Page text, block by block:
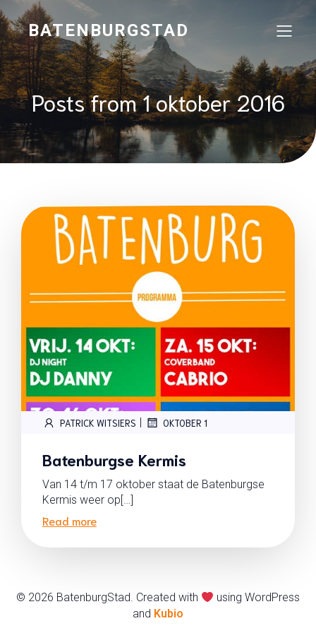
BATENBURGSTAD
Posts from 1 oktober 2016
PATRICK WITSIERS | OKTOBER 1
Batenburgse Kermis
Van 14 t/m 17 oktober staat de Batenburgse
Kermis weer op[…]
Read more
© 2026 BatenburgStad. Created with
using WordPress
and Kubio